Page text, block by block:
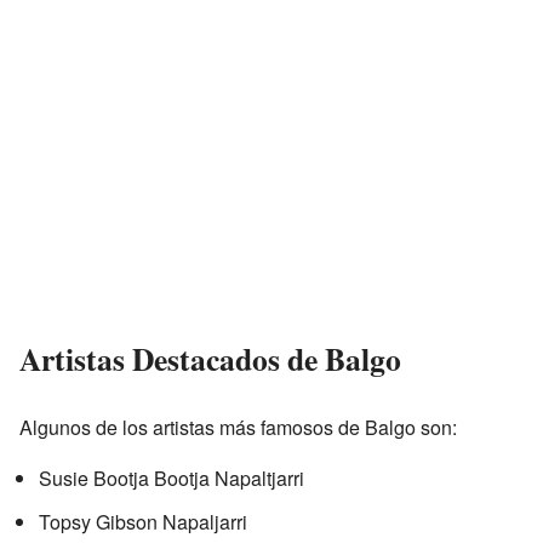
Artistas Destacados de Balgo
Algunos de los artistas más famosos de Balgo son:
Susie Bootja Bootja Napaltjarri
Topsy Gibson Napaljarri